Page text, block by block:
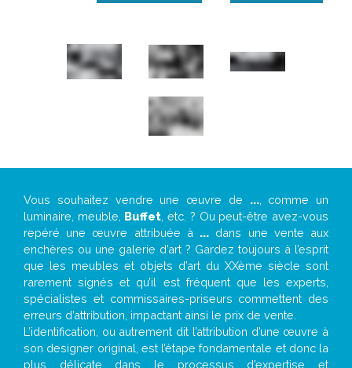
Vous souhaitez vendre une œuvre de ..., comme un
luminaire, meuble, Buffet , etc. ? Ou peut-être avez-vous
repéré une œuvre attribuée à ... dans une vente aux
enchères ou une galerie d’art ? Gardez toujours à l’esprit
que les meubles et objets d’art du XXème siècle sont
rarement signés et qu’il est fréquent que les experts,
spécialistes et commissaires-priseurs commettent des
erreurs d’attribution, impactant ainsi le prix de vente.
L’identification, ou autrement dit l’attribution d’une œuvre à
son designer original, est l’étape fondamentale et donc la
plus délicate dans le processus d’expertise et